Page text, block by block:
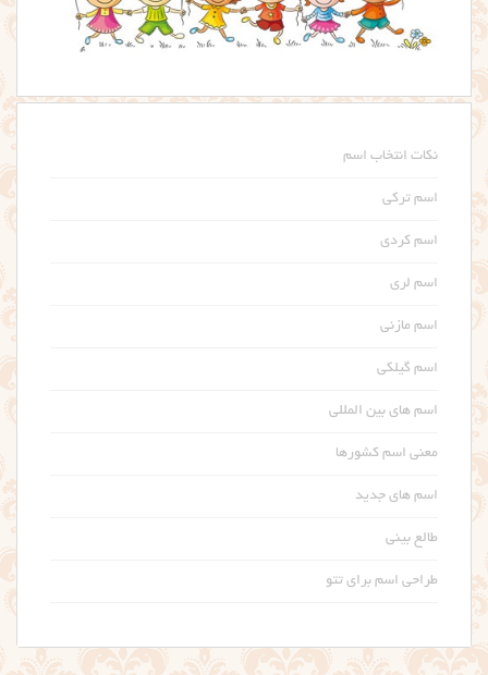
نکات انتخاب اسم
اسم ترکی
اسم کردی
اسم لری
اسم مازنی
اسم گیلکی
اسم های بین المللی
معنی اسم کشورها
اسم های جدید
طالع بینی
طراحی اسم برای تتو